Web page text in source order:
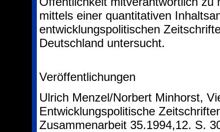
mittels einer quantitativen
entwicklungspolitischen
Deutschland untersucht.
Veröffentlichungen
Ulrich Menzel/Norbert Minhorst,
Entwicklungspolitische
Zusammenarbeit 35.1994,12. S.